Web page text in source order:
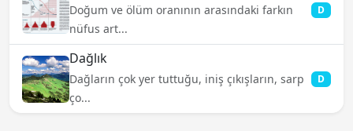
Doğum ve ölüm oranının arasındaki farkın
nüfus art...
D
Dağlık
Dağların çok yer tuttuğu, iniş çıkışların, sarp
ço...
D